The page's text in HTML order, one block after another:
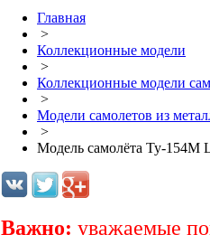
Главная
>
Коллекционные модели
>
Коллекционные модели
>
Модели самолетов из
>
Модель самолёта Ту-154М
Важно: уважаемые